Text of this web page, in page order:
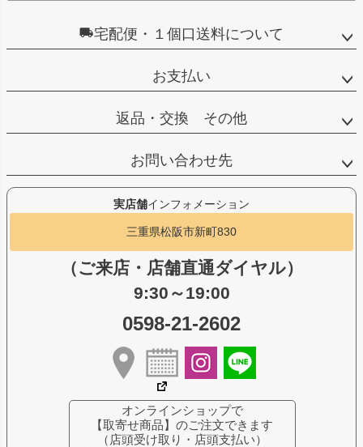
宅配便・１個口送料について
お支払い
返品・交換 その他
お問い合わせ先
実店舗インフォメーション
三重県松阪市新町830
（ご来店・店舗直通ダイヤル）
9:30～19:00
0598-21-2602
オンラインショップで
【取寄せ商品】のご注文できます
（店頭受け取り・店頭支払い）